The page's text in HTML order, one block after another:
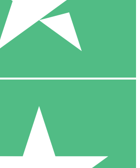
10 00
10 Downloads
20 00